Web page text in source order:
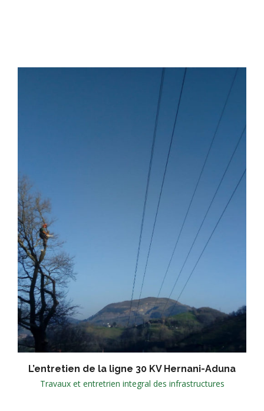
L’entretien de la ligne 30 KV Hernani-Aduna
Travaux et entretrien integral des infrastructures